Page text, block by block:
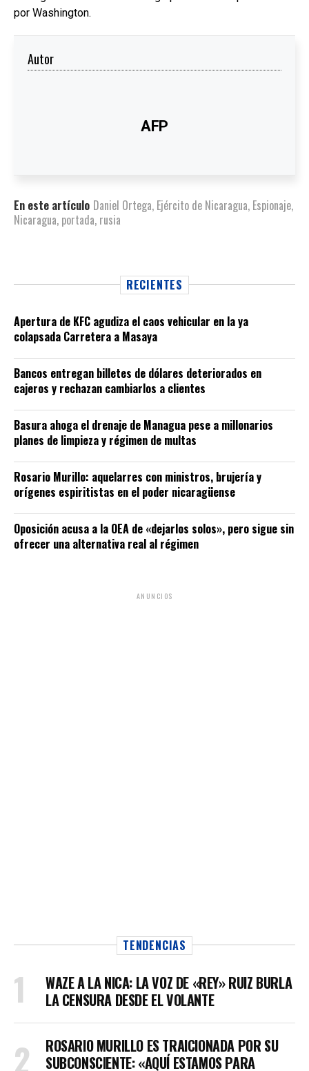
por Washington.
Autor
AFP
En este artículo Daniel Ortega, Ejército de Nicaragua, Espionaje,
Nicaragua, portada, rusia
RECIENTES
Apertura de KFC agudiza el caos vehicular en la ya
colapsada Carretera a Masaya
Bancos entregan billetes de dólares deteriorados en
cajeros y rechazan cambiarlos a clientes
Basura ahoga el drenaje de Managua pese a millonarios
planes de limpieza y régimen de multas
Rosario Murillo: aquelarres con ministros, brujería y
orígenes espiritistas en el poder nicaragüense
Oposición acusa a la OEA de «dejarlos solos», pero sigue sin
ofrecer una alternativa real al régimen
ANUNCIOS
TENDENCIAS
WAZE A LA NICA: LA VOZ DE «REY» RUIZ BURLA
LA CENSURA DESDE EL VOLANTE
ROSARIO MURILLO ES TRAICIONADA POR SU
SUBCONSCIENTE: «AQUÍ ESTAMOS PARA